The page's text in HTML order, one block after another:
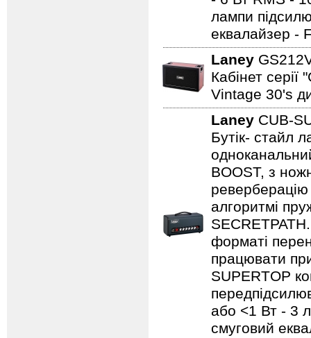
лампи
еквалайзер -
Laney
Кабінет
Vintage 30's
Laney CUB-
Бутік- стайл
BOOST, з
алгоритмі
форматі
працювати
SUPERTOP
або <1 Вт - 3
смуговий